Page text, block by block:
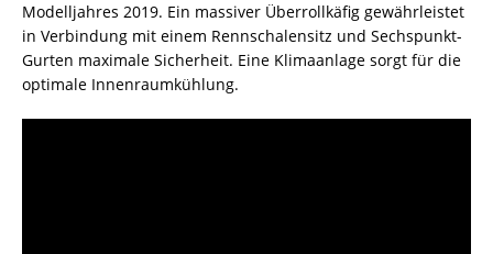
Modelljahres 2019. Ein massiver Überrollkäfig gewährleistet
in Verbindung mit einem Rennschalensitz und Sechspunkt-
Gurten maximale Sicherheit. Eine Klimaanlage sorgt für die
optimale Innenraumkühlung.